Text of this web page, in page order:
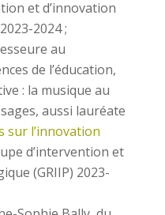
et d’innovation
2024 ;
au
de l’éducation,
: la musique au
aussi lauréate
sur l’innovation
d’intervention et
(GRIIP) 2023-